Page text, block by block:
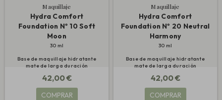
Maquillaje
Hydra Comfort
Foundation Nº 10 Soft
Moon
30 ml
Base de maquillaje hidratante
mate de larga duración
42,00 €
COMPRAR
Maquillaje
Hydra Comfort
Foundation Nº 20 Neutral
Harmony
30 ml
Base de maquillaje hidratante
mate de larga duración
42,00 €
COMPRAR